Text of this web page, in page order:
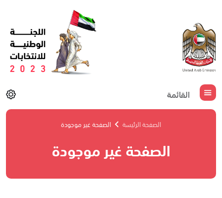
القائمة
الصفحة الرئيسة الصفحة غير موجودة
الصفحة غير موجودة